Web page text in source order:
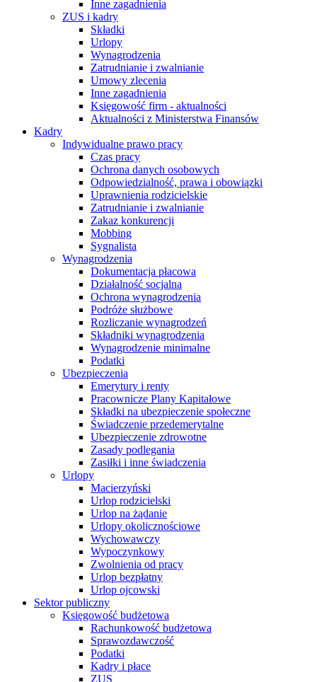
Inne zagadnienia
ZUS i kadry
Składki
Urlopy
Wynagrodzenia
Zatrudnianie i zwalnianie
Umowy zlecenia
Inne zagadnienia
Księgowość firm - aktualności
Aktualności z Ministerstwa Finansów
Kadry
Indywidualne prawo pracy
Czas pracy
Ochrona danych osobowych
Odpowiedzialność, prawa i obowiązki
Uprawnienia rodzicielskie
Zatrudnianie i zwalnianie
Zakaz konkurencji
Mobbing
Sygnalista
Wynagrodzenia
Dokumentacja płacowa
Działalność socjalna
Ochrona wynagrodzenia
Podróże służbowe
Rozliczanie wynagrodzeń
Składniki wynagrodzenia
Wynagrodzenie minimalne
Podatki
Ubezpieczenia
Emerytury i renty
Pracownicze Plany Kapitałowe
Składki na ubezpieczenie społeczne
Świadczenie przedemerytalne
Ubezpieczenie zdrowotne
Zasady podlegania
Zasiłki i inne świadczenia
Urlopy
Macierzyński
Urlop rodzicielski
Urlop na żądanie
Urlopy okolicznościowe
Wychowawczy
Wypoczynkowy
Zwolnienia od pracy
Urlop bezpłatny
Urlop ojcowski
Sektor publiczny
Księgowość budżetowa
Rachunkowość budżetowa
Sprawozdawczość
Podatki
Kadry i płace
ZUS